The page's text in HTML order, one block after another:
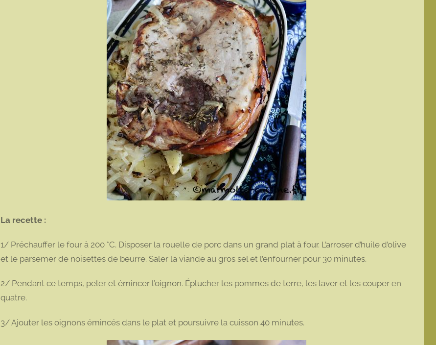
La recette :
1/ Préchauffer le four à 200 °C. Disposer la rouelle de porc dans un grand plat à four. L’arroser d’huile d’olive
et le parsemer de noisettes de beurre. Saler la viande au gros sel et l’enfourner pour 30 minutes.
2/ Pendant ce temps, peler et émincer l’oignon. Éplucher les pommes de terre, les laver et les couper en
quatre.
3/ Ajouter les oignons émincés dans le plat et poursuivre la cuisson 40 minutes.